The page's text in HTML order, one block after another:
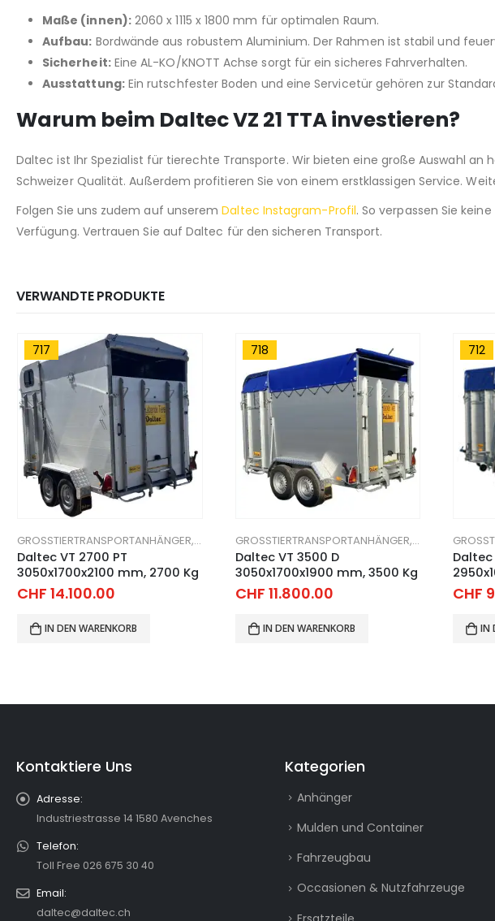
Maße (innen):2060 x 1115 x 1800 mm für optimalen Raum.
Aufbau: Bordwände aus robustem Aluminium. Der Rahmen ist stabil und
Sicherheit:Eine AL-KO/KNOTT Achse sorgt für ein sicheres Fahrverhalten.
Ausstattung:Ein rutschfester Boden und eine Servicetür gehören zur
Warum beim Daltec VZ 21 TTA investieren?
Daltec ist Ihr Spezialist für tierechte Transporte. Wir bieten eine große Auswahl an
Schweizer Qualität. Außerdem profitieren Sie von einem erstklassigen Service.
Folgen Sie uns zudem auf unseremDaltec Instagram-Profil. So verpassen Sie
Verfügung. Vertrauen Sie auf Daltec für den sicheren Transport.
VERWANDTE PRODUKTE
ANHÄNGER
717
GROSSTIERTRANSPORTANHÄNGER, TIERTRANSPORT-ANHÄNGER
Daltec VT 2700 PT
3050x1700x2100 mm, 2700 Kg
CHF 14.100.00
IN DEN WARENKORB
718
GROSSTIERTRANSPORTANHÄNGER,
Daltec VT 3500 D
3050x1700x1900 mm, 3500 Kg
CHF 11.800.00
IN DEN WARENKORB
712
Daltec
CHF
IN
Kontaktiere Uns
Adresse:
Industriestrasse 14 1580 Avenches
Telefon:
Toll Free 026 675 30 40
Email:
daltec@daltec.ch
Kategorien
Anhänger
Mulden und Container
Fahrzeugbau
Occasionen & Nutzfahrzeuge